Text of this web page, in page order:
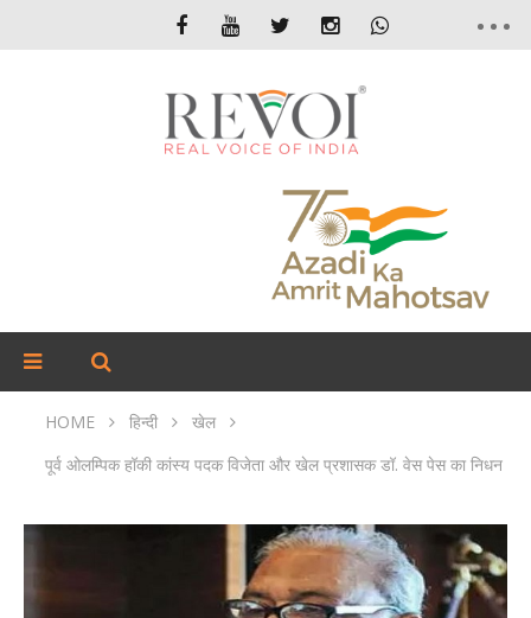
HOME हिन्दी
खेल
पूर्व ओलम्पिक हॉकी कांस्य पदक विजेता और खेल प्रशासक डॉ. वेस पेस का निधन